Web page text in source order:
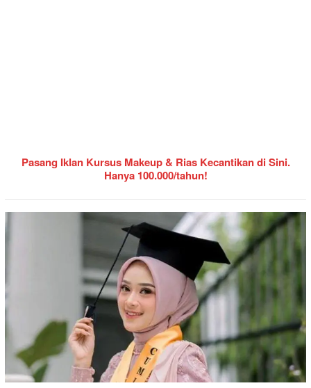
Pasang Iklan Kursus Makeup & Rias Kecantikan di Sini.
Hanya 100.000/tahun!